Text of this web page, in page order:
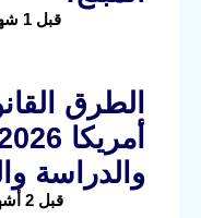
قبل 1 شهر |
الطرق
والدراسة
قبل 2 أشهر |